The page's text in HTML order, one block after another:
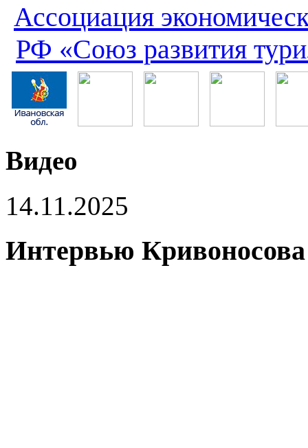
Ассоциация
РФ «Союз развития
Видео
14.11.2025
Интервью